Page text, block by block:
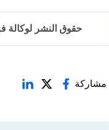
حقوق النشر لوكالة
مشاركة